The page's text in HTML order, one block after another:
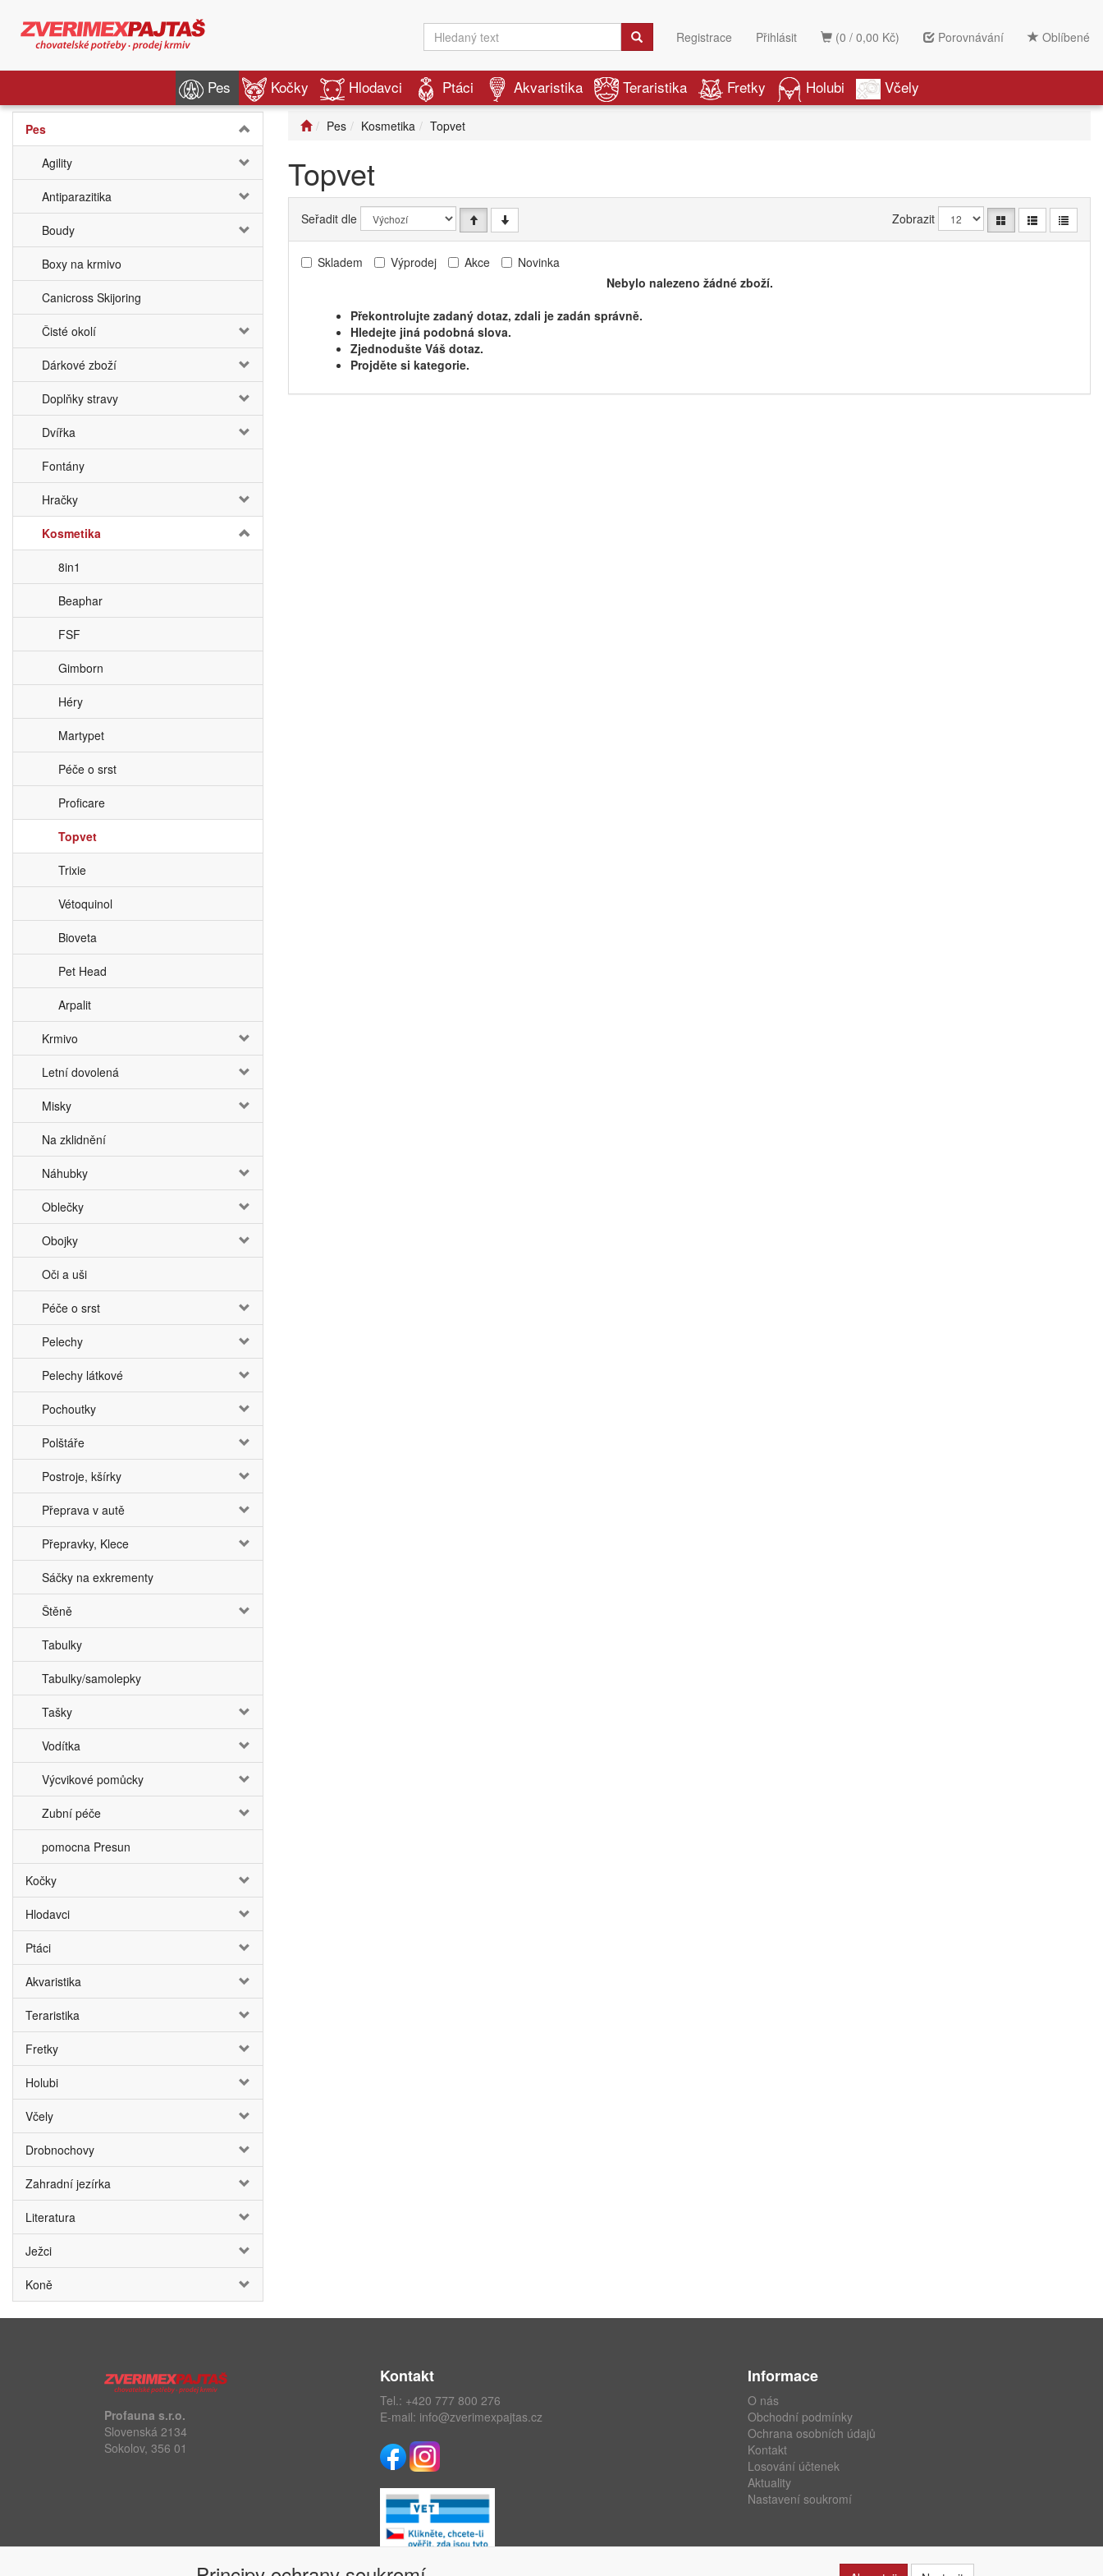
(0 / 0,00 Kč) Porovnávání Oblíbené
Registrace Přihlásit
Pes Kočky Hlodavci Ptáci Akvaristika Teraristika Fretky Holubi Včely
Pes
Agility
Antiparazitika
Boudy
Boxy na krmivo
Canicross Skijoring
Čisté okolí
Dárkové zboží
Doplňky stravy
Dvířka
Fontány
Hračky
Kosmetika
8in1
Beaphar
FSF
Gimborn
Héry
Martypet
Péče o srst
Proficare
Topvet
Trixie
Vétoquinol
Bioveta
Pet Head
Arpalit
Krmivo
Letní dovolená
Misky
Na zklidnění
Náhubky
Oblečky
Obojky
Oči a uši
Péče o srst
Pelechy
Pelechy látkové
Pochoutky
Polštáře
Postroje, kšírky
Přeprava v autě
Přepravky, Klece
Sáčky na exkrementy
Štěně
Tabulky
Tabulky/samolepky
Tašky
Vodítka
Výcvikové pomůcky
Zubní péče
pomocna Presun
Kočky
Hlodavci
Ptáci
Akvaristika
Teraristika
Fretky
Holubi
Včely
Drobnochovy
Zahradní jezírka
Literatura
Ježci
Koně
Pes Kosmetika Topvet
Topvet
Seřadit dle Zobrazit
Skladem Výprodej Akce
Novinka
Nebylo nalezeno žádné zboží.
Překontrolujte zadaný dotaz, zdali je zadán správně.
Hledejte jiná podobná slova.
Zjednodušte Váš dotaz.
Projděte si kategorie.
Profauna s.r.o.
Slovenská 2134
Sokolov, 356 01
Kontakt
Tel.: +420 777 800 276
E-mail: info@zverimexpajtas.cz
Informace
O nás
Obchodní podmínky
Ochrana osobních údajů
Kontakt
Losování účtenek
Aktuality
Nastavení soukromí